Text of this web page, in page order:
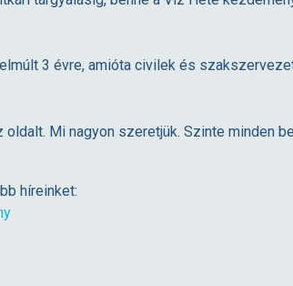
3 évre, amióta civilek és
Mi nagyon szeretjük. Szinte minden
híreinket: